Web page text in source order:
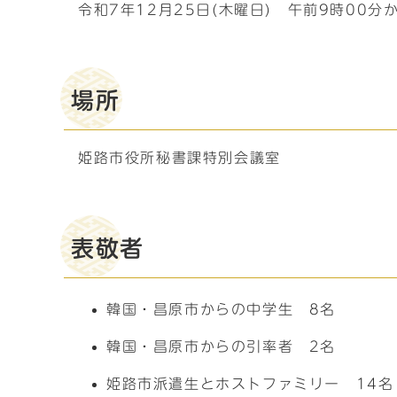
令和7年12月25日(木曜日) 午前9時00分
場所
姫路市役所秘書課特別会議室
表敬者
韓国・昌原市からの中学生 8名
韓国・昌原市からの引率者 2名
姫路市派遣生とホストファミリー 14名